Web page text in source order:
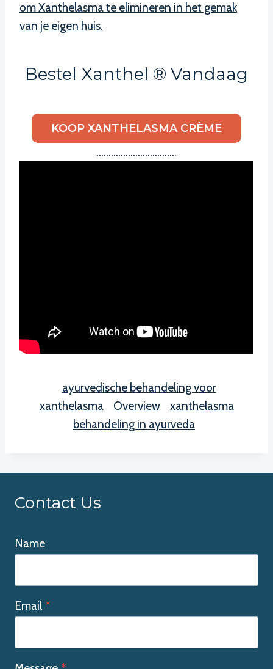
om Xanthelasma te elimineren in het gemak
van je eigen huis.
Bestel Xanthel ® Vandaag
KOOP XANTHELASMA CRÈME
……………………………
ayurvedische behandeling voor
xanthelasma
Overview
xanthelasma
behandeling in ayurveda
Contact Us
Name
Email *